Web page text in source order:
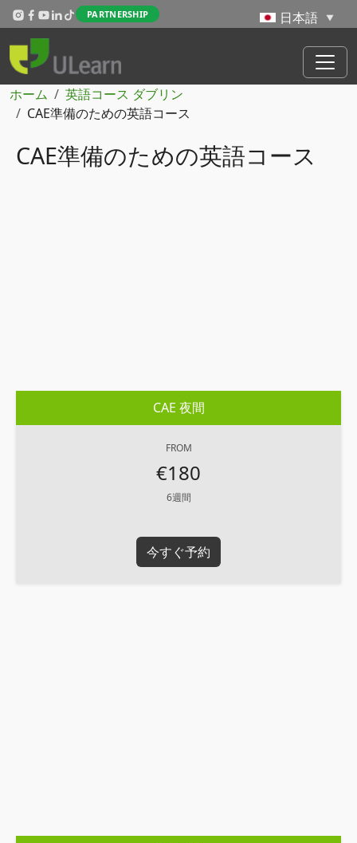
メインコンテンツに移動
PARTNERSHIP
パンくず
ホーム
英語コース ダブリン
CAE準備のための英語コース
CAE準備のための英語コース
CAE 夜間
FROM
€180
6週間
今すぐ予約